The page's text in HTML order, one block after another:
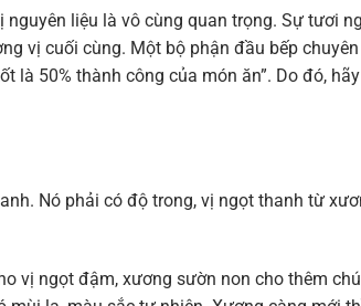
liệu là vô cùng quan trọng. Sự tươi
vị cuối cùng. Một bộ phận đầu bếp chuyên
là 50% thành công của món ăn”. Do đó,
Nó phải có độ trong, vị ngọt thanh từ
vị ngọt đậm, xương sườn non cho thêm